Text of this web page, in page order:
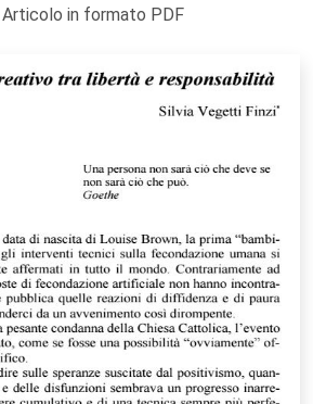
in formato PDF